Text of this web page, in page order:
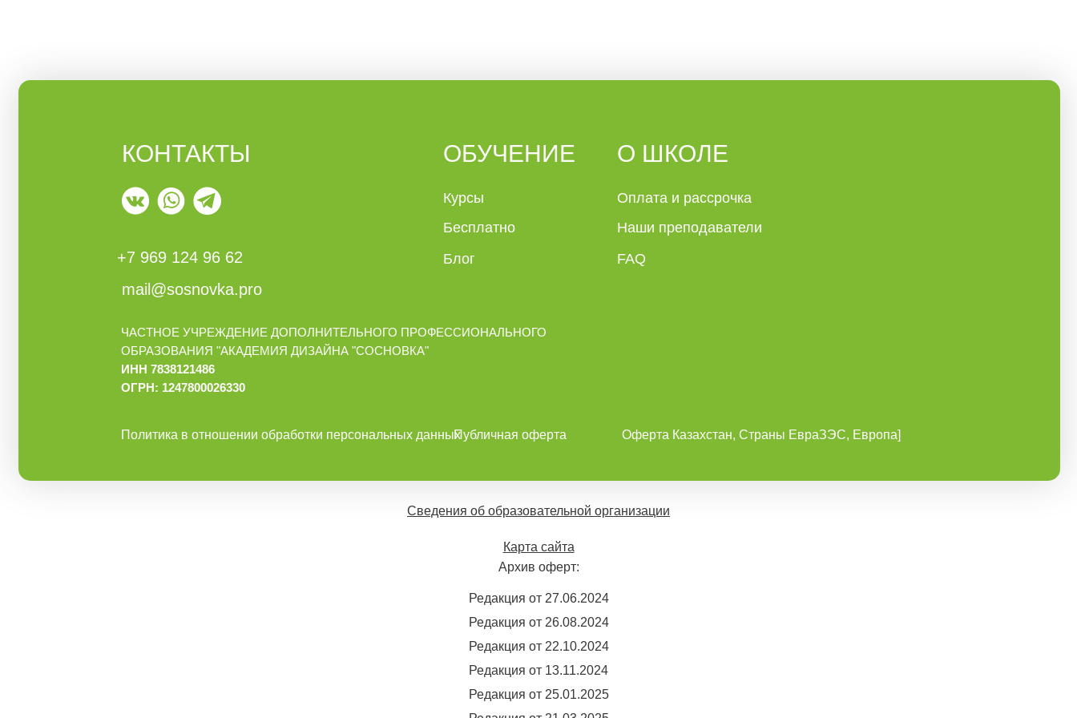
КОНТАКТЫ
+7 969 124 96 62
mail@sosnovka.pro
ЧАСТНОЕ УЧРЕЖДЕНИЕ ДОПОЛНИТЕЛЬНОГО ПРОФЕССИОНАЛЬНОГО
ОБРАЗОВАНИЯ "АКАДЕМИЯ ДИЗАЙНА "СОСНОВКА"
ИНН 7838121486
ОГРН: 1247800026330
ОБУЧЕНИЕ О ШКОЛЕ
Курсы
Бесплатно
Блог
Оплата и рассрочка
Наши преподаватели
FAQ
Политика в отношении обработки персональных данныхПубличная оферта Оферта Казахстан, Страны ЕвраЗЭС, Европа]
Сведения об образовательной организации
Карта сайта
Архив оферт:
Редакция от 27.06.2024
Редакция от 26.08.2024
Редакция от 25.01.2025
Редакция от 22.10.2024
Редакция от 13.11.2024